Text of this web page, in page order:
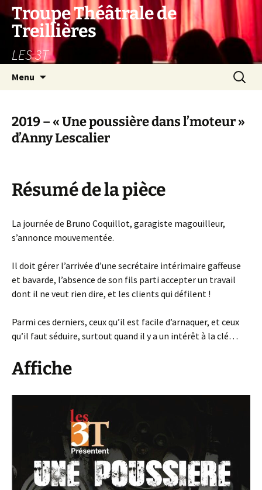
Aller
contenu
Troupe Théâtrale de
Treillières
LES 3T
Menu
2019 – « Une poussière dans l’moteur »
d’Anny Lescalier
Résumé de la pièce
La journée de Bruno Coquillot, garagiste magouilleur,
s’annonce mouvementée.
Il doit gérer l’arrivée d’une secrétaire intérimaire gaffeuse
et bavarde, l’absence de son fils parti accepter un travail
dont il ne veut rien dire, et les clients qui défilent !
Parmi ces derniers, ceux qu’il est facile d’arnaquer, et ceux
qu’il faut séduire, surtout quand il y a un intérêt à la clé…
Affiche